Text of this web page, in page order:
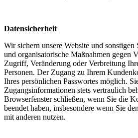
Datensicherheit
Wir sichern unsere Website und sonstigen
und organisatorische Maßnahmen gegen
Zugriff, Veränderung oder Verbreitung
Personen. Der Zugang zu Ihrem
Ihres persönlichen Passwortes möglich.
Zugangsinformationen stets vertraulich
Browserfenster schließen, wenn Sie die
beendet haben, insbesondere wenn Sie
mit anderen nutzen.